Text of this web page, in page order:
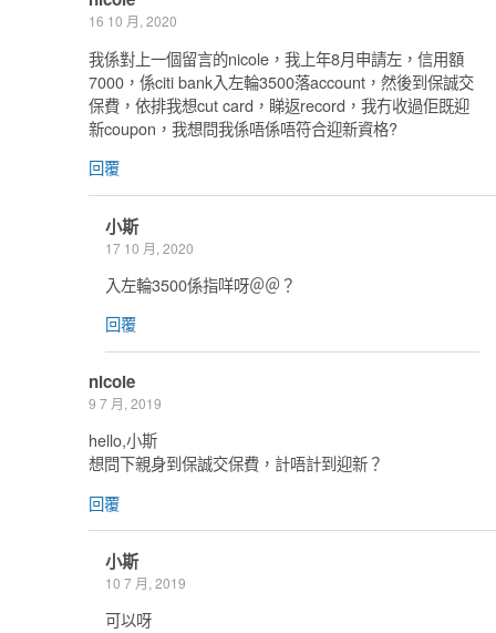
16 10 月, 2020
我係對上一個留言的nicole，我上年8月申請左，信用額
7000，係citi bank入左輪3500落account，然後到保誠交
保費，依排我想cut card，睇返record，我冇收過佢既迎
新coupon，我想問我係唔係唔符合迎新資格?
回覆
小斯
17 10 月, 2020
入左輪3500係指咩呀＠＠？
回覆
nicole
9 7 月, 2019
hello,小斯
想問下親身到保誠交保費，計唔計到迎新？
回覆
小斯
10 7 月, 2019
可以呀